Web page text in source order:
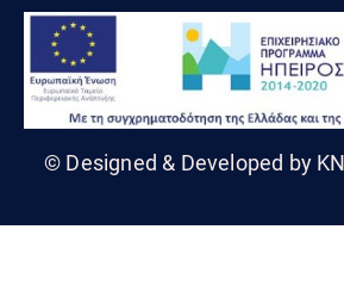
© Designed & Developed by